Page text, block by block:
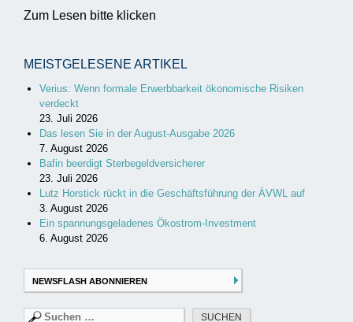
Zum Lesen bitte klicken
MEISTGELESENE ARTIKEL
Verius: Wenn formale Erwerbbarkeit ökonomische Risiken
verdeckt
23. Juli 2026
Das lesen Sie in der August-Ausgabe 2026
7. August 2026
Bafin beerdigt Sterbegeldversicherer
23. Juli 2026
Lutz Horstick rückt in die Geschäftsführung der ÄVWL auf
3. August 2026
Ein spannungsgeladenes Ökostrom-Investment
6. August 2026
NEWSFLASH ABONNIEREN
Suchen